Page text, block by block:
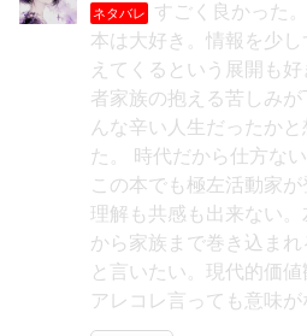
ネタバレ
すごく良かった
本は大好き。情報を少
えてくるという展開も
者家族の抱える苦しみ
んな辛い人生だったか
た。 時代だから仕方な
この本でも極左活動家
理解も共感も出来ない
から家族まで巻き込まれ
と言いたい。現代的価
アレコレ言っても意味が